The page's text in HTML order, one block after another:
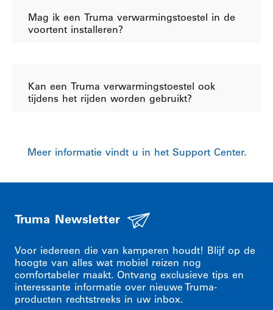
Mag ik een Truma verwarmingstoestel in de
voortent installeren?
Kan een Truma verwarmingstoestel ook
tijdens het rijden worden gebruikt?
Meer informatie vindt u in het Support Center.
Truma Newsletter
Voor iedereen die van kamperen houdt! Blijf op de
hoogte van alles wat mobiel reizen nog
comfortabeler maakt. Ontvang exclusieve tips en
interessante informatie over nieuwe Truma-
producten rechtstreeks in uw inbox.